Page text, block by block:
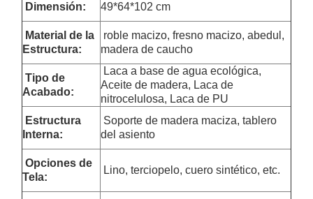
Dimensión: 49*64*102 cm
Material de la
Estructura:
roble macizo, fresno macizo, abedul,
madera de caucho
Tipo de
Acabado:
Laca a base de agua ecológica,
Aceite de madera, Laca de
nitrocelulosa, Laca de PU
Estructura
Interna:
Soporte de madera maciza, tablero
del asiento
Opciones de
Tela:
Lino, terciopelo, cuero sintético, etc.